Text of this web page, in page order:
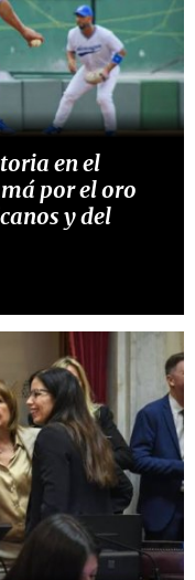
en el
por el oro
y del